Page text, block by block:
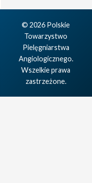
© 2026 Polskie
Towarzystwo
Pielęgniarstwa
Angiologicznego.
Wszelkie prawa
zastrzeżone.